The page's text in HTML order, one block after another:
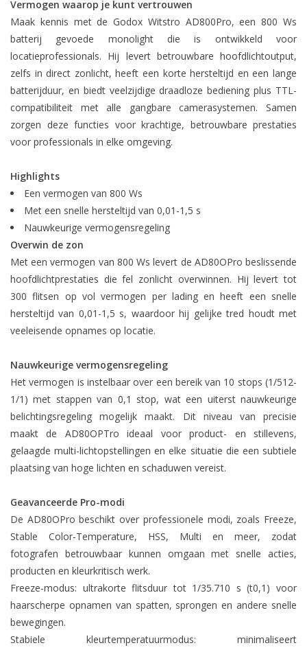
Vermogen waarop je kunt vertrouwen
Maak kennis met de Godox Witstro AD800Pro, een 800 Ws
batterij gevoede monolight die is ontwikkeld voor
locatieprofessionals. Hij levert betrouwbare hoofdlichtoutput,
zelfs in direct zonlicht, heeft een korte hersteltijd en een lange
batterijduur, en biedt veelzijdige draadloze bediening plus TTL-
compatibiliteit met alle gangbare camerasystemen. Samen
zorgen deze functies voor krachtige, betrouwbare prestaties
voor professionals in elke omgeving.
Highlights
Een vermogen van 800 Ws
Met een snelle hersteltijd van 0,01-1,5 s
Nauwkeurige vermogensregeling
Overwin de zon
Met een vermogen van 800 Ws levert de AD80OPro beslissende
hoofdlichtprestaties die fel zonlicht overwinnen. Hij levert tot
300 flitsen op vol vermogen per lading en heeft een snelle
hersteltijd van 0,01-1,5 s, waardoor hij gelijke tred houdt met
veeleisende opnames op locatie.
Nauwkeurige vermogensregeling
Het vermogen is instelbaar over een bereik van 10 stops (1/512-
1/1) met stappen van 0,1 stop, wat een uiterst nauwkeurige
belichtingsregeling mogelijk maakt. Dit niveau van precisie
maakt de AD80OPTro ideaal voor product- en stillevens,
gelaagde multi-lichtopstellingen en elke situatie die een subtiele
plaatsing van hoge lichten en schaduwen vereist.
Geavanceerde Pro-modi
De AD80OPro beschikt over professionele modi, zoals Freeze,
Stable Color-Temperature, HSS, Multi en meer, zodat
fotografen betrouwbaar kunnen omgaan met snelle acties,
producten en kleurkritisch werk.
Freeze-modus: ultrakorte flitsduur tot 1/35.710 s (t0,1) voor
haarscherpe opnamen van spatten, sprongen en andere snelle
bewegingen.
Stabiele kleurtemperatuurmodus: minimaliseert